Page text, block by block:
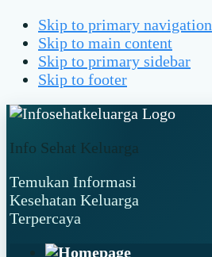
Skip to primary navigation
Skip to main content
Skip to primary sidebar
Skip to footer
Info Sehat Keluarga
Temukan Informasi
Kesehatan Keluarga
Terpercaya